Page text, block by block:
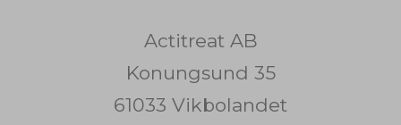
Actitreat AB
Konungsund 35
61033 Vikbolandet